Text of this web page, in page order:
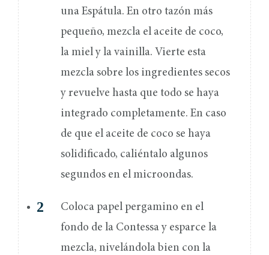
una Espátula. En otro tazón más
pequeño, mezcla el aceite de coco,
la miel y la vainilla. Vierte esta
mezcla sobre los ingredientes secos
y revuelve hasta que todo se haya
integrado completamente. En caso
de que el aceite de coco se haya
solidificado, caliéntalo algunos
segundos en el microondas.
Coloca papel pergamino en el
fondo de la Contessa y esparce la
mezcla, nivelándola bien con la